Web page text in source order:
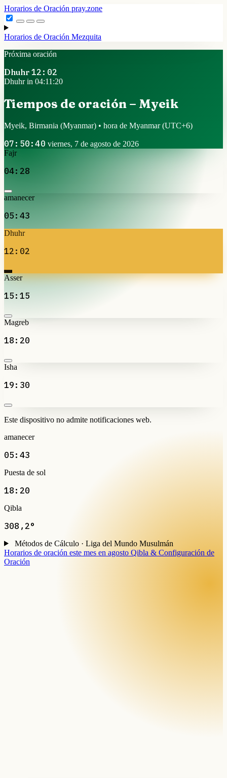
Horarios de Oración pray.zone
Horarios de Oración Mezquita
Próxima oración
Dhuhr 12:02
Dhuhr in 04:11:20
Tiempos de oración – Myeik
Myeik, Birmania (Myanmar) • hora de Myanmar(UTC+6)
07:50:40 viernes, 7 de agosto de 2026
Fajr
04:28
amanecer
05:43
Dhuhr
12:02
Asser
15:15
Magreb
18:20
Isha
19:30
Este dispositivo no admite notificaciones web.
amanecer
05:43
Puesta de sol
18:20
Qibla
308,2°
Métodos de Cálculo · Liga del Mundo Musulmán
Horarios de oración este mes en agosto Qibla & Configuración de
Oración